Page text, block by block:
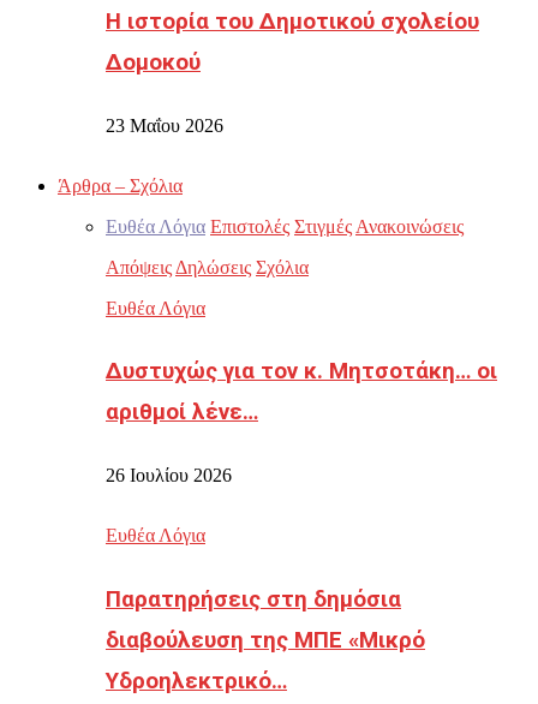
Η ιστορία του Δημοτικού σχολείου
Δομοκού
23 Μαΐου 2026
Άρθρα – Σχόλια
Ευθέα Λόγια Επιστολές Στιγμές Ανακοινώσεις
Απόψεις Δηλώσεις Σχόλια
Ευθέα Λόγια
Δυστυχώς για τον κ. Μητσοτάκη… οι
αριθμοί λένε…
26 Ιουλίου 2026
Ευθέα Λόγια
Παρατηρήσεις στη δημόσια
διαβούλευση της ΜΠΕ «Μικρό
Υδροηλεκτρικό…